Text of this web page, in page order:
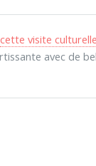
cette visite
avec de